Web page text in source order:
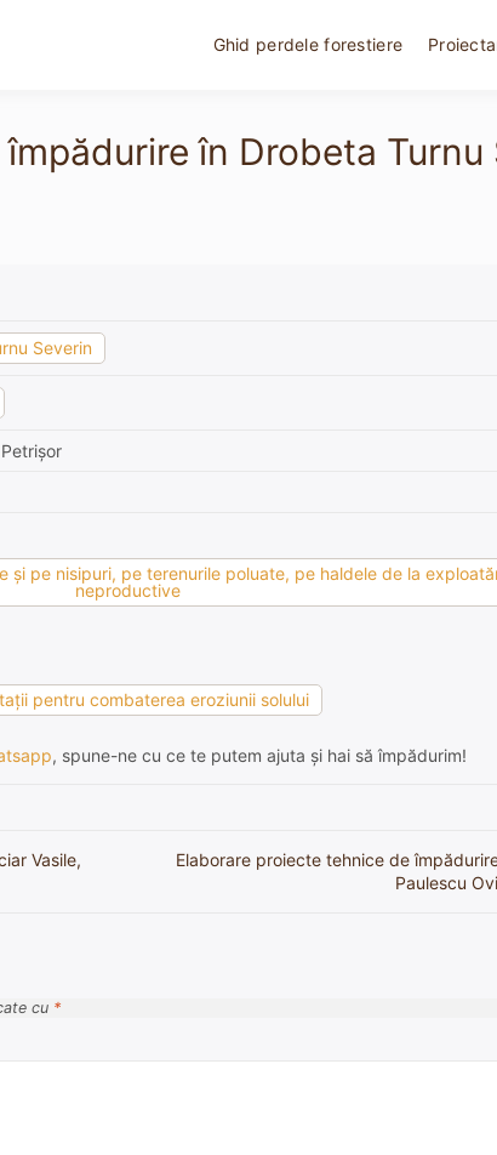
Ghid perdele forestiere
în Drobeta
Severin
pe nisipuri, pe terenurile poluate, pe haldele de la
neproductive
pentru combaterea eroziunii solului
, spune-ne cu ce te putem ajuta și hai să împădurim!
Vasile,
Elaborare proiecte tehnice de
Paulescu
cu *